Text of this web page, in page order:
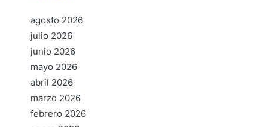
agosto 2026
julio 2026
junio 2026
mayo 2026
abril 2026
marzo 2026
febrero 2026